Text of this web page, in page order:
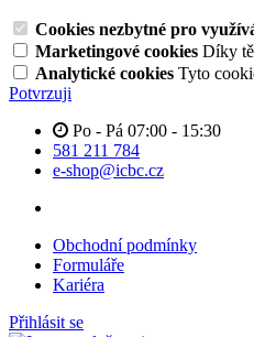
Cookies nezbytné pro
Marketingové cookies Díky
Analytické cookies Tyto
Potvrzuji
Po - Pá 07:00 - 15:30
581 211 784
e-shop@icbc.cz
Obchodní podmínky
Formuláře
Kariéra
Přihlásit se